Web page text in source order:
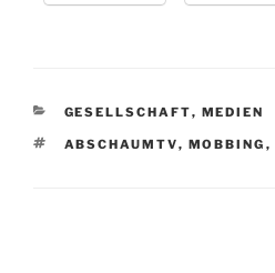
KATEGORIEN
GESELLSCHAFT, MEDIEN
SCHLAGWÖRTER
ABSCHAUMTV, MOBBING ,